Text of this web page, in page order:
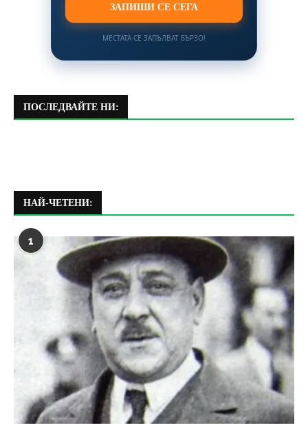
ЗАПИШИ СЕ СЕГА
МЕСТАТА СЕ ЗАПЪЛВАТ БЪРЗО!
ПОСЛЕДВАЙТЕ НИ:
НАЙ-ЧЕТЕНИ:
1